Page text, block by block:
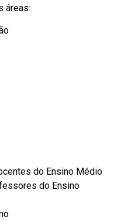
áreas:
do Ensino Médio
do Ensino